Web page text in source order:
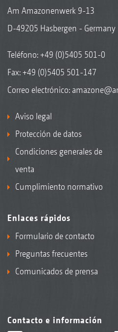
Am Amazonenwerk 9-13
D-49205 Hasbergen - Germany
Teléfono:+49 (0)5405 501-0
Fax: +49 (0)5405 501-147
Correo electrónico:
Aviso legal
Protección de datos
Condiciones generales de
venta
Cumplimiento normativo
Enlaces rápidos
Formulario de contacto
Preguntas frecuentes
Comunicados de prensa
Contacto e información